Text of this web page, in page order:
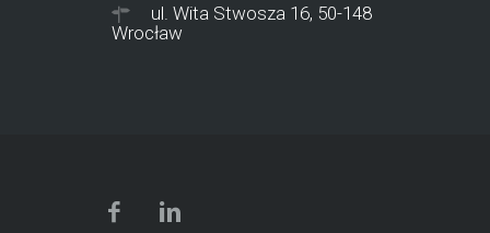
ul. Wita Stwosza 16, 50-148
Wrocław